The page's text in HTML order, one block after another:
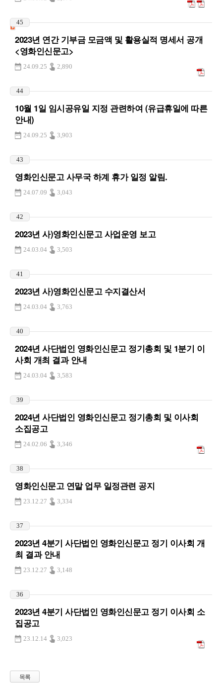
45
2023년 연간 기부금 모금액 및 활용실적 명세서 공개
<영화인신문고>
24.09.25 2,890
44
10월 1일 임시공유일 지정 관련하여 (유급휴일에 따른
안내)
24.09.25 3,903
43
영화인신문고 사무국 하계 휴가 일정 알림.
24.07.09 3,043
42
2023년 사)영화인신문고 사업운영 보고
24.03.04 3,503
41
2023년 사)영화인신문고 수지결산서
24.03.04 3,763
40
2024년 사단법인 영화인신문고 정기총회 및 1분기 이
사회 개최 결과 안내
24.03.04 3,583
39
2024년 사단법인 영화인신문고 정기총회 및 이사회
소집공고
24.02.06 3,346
38
영화인신문고 연말 업무 일정관련 공지
23.12.27 3,334
37
2023년 4분기 사단법인 영화인신문고 정기 이사회 개
최 결과 안내
23.12.27 3,148
36
2023년 4분기 사단법인 영화인신문고 정기 이사회 소
집공고
23.12.14 3,023
목록